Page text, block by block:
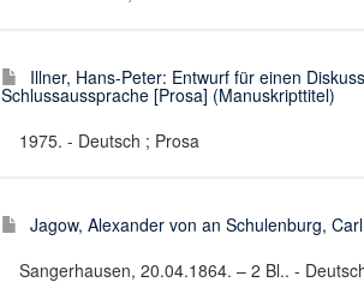
Illner, Hans-Peter: Entwurf für einen
Schlussaussprache [Prosa] (Manuskripttitel)
1975. - Deutsch ; Prosa
Jagow, Alexander von an Schulenburg,
Sangerhausen, 20.04.1864. – 2 Bl.. -